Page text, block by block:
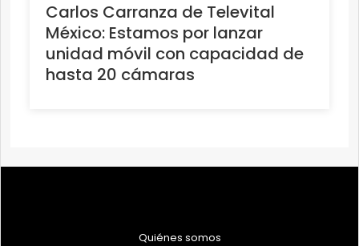
Carlos Carranza de Televital
México: Estamos por lanzar
unidad móvil con capacidad de
hasta 20 cámaras
Quiénes somos